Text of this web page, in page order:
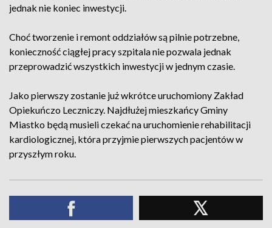
jednak nie koniec inwestycji.
Choć tworzenie i remont oddziałów są pilnie potrzebne,
konieczność ciągłej pracy szpitala nie pozwala jednak
przeprowadzić wszystkich inwestycji w jednym czasie.
Jako pierwszy zostanie już wkrótce uruchomiony Zakład
Opiekuńczo Leczniczy. Najdłużej mieszkańcy Gminy
Miastko będą musieli czekać na uruchomienie rehabilitacji
kardiologicznej, która przyjmie pierwszych pacjentów w
przyszłym roku.